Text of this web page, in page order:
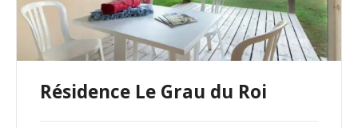
Résidence Le Grau du Roi